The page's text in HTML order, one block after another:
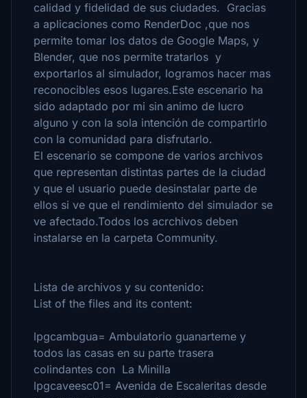
calidad y fidelidad de sus ciudades. Gracias
a aplicaciones como RenderDoc ,que nos
permite tomar los datos de Google Maps, y
Blender, que nos permite tratarlos y
exportarlos al simulador, logramos hacer mas
reconocibles esos lugares.Este escenario ha
sido adaptado por mi sin animo de lucro
alguno y con la sola intención de compartirlo
con la comunidad para disfrutarlo.
El escenario se compone de varios archivos
que representan distintas partes de la ciudad
y que el usuario puede desinstalar parte de
ellos si ve que el rendimiento del simulador se
ve afectado.Todos los acrchivos deben
instalarse en la carpeta Community.
Lista de archivos y su contenido:
List of the files and its content:
lpgcambgua= Ambulatorio guanarteme y
todos las casas en su parte trasera
colindantes con La Minilla
lpgcaveesc01= Avenida de Escaleritas desde